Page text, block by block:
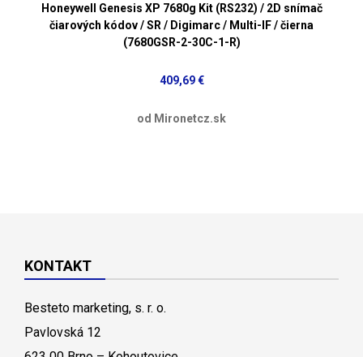
Honeywell Genesis XP 7680g Kit (RS232) / 2D snímač
čiarových kódov / SR / Digimarc / Multi-IF / čierna
(7680GSR-2-30C-1-R)
409,69 €
od Mironetcz.sk
KONTAKT
Besteto marketing, s. r. o.
Pavlovská 12